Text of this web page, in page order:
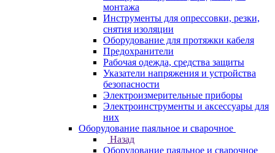
монтажа
Инструменты для опрессовки, резки,
снятия изоляции
Оборудование для протяжки кабеля
Предохранители
Рабочая одежда, средства защиты
Указатели напряжения и устройства
безопасности
Электроизмерительные приборы
Электроинструменты и аксессуары для
них
Оборудование паяльное и сварочное
Назад
Оборудование паяльное и сварочное